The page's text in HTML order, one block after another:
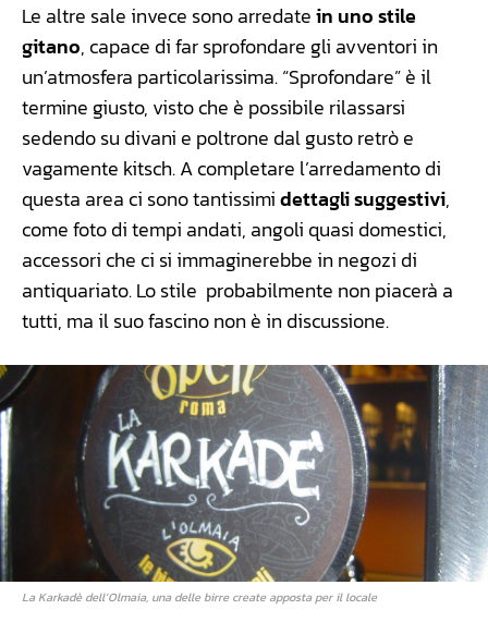
Le altre sale invece sono arredatein uno stile
gitano, capace di far sprofondare gli avventori in
un’atmosfera particolarissima. “Sprofondare” è il
termine giusto, visto che è possibile rilassarsi
sedendo su divani e poltrone dal gusto retrò e
vagamente kitsch. A completare l’arredamento di
questa area ci sono tantissimidettagli suggestivi,
come foto di tempi andati, angoli quasi domestici,
accessori che ci si immaginerebbe in negozi di
antiquariato. Lo stile probabilmente non piacerà a
tutti, ma il suo fascino non è in discussione.
La Karkadè dell’Olmaia, una delle birre create apposta per il locale